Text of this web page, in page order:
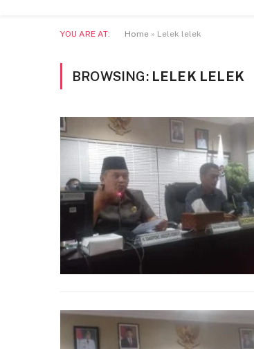
YOU ARE AT: Home » Lelek lelek
BROWSING: LELEK LELEK